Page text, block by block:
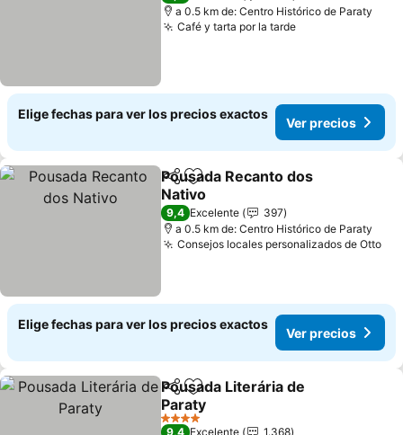
a 0.5 km de: Centro Histórico de Paraty
Café y tarta por la tardeVer precios
Elige fechas para ver los precios exactos
Ver precios
CompartirAgregar a favoritos
Pousada Recanto dos
Nativo
Ver precios
9,4 Excelente
397
a 0.5 km de: Centro Histórico de Paraty
Consejos locales personalizados de Otto
Elige fechas para ver los precios exactos
Ver precios
CompartirAgregar a favoritos
Pousada Literária de
Paraty
Ver precios
4 Estrellas
9,4 Excelente
1.368